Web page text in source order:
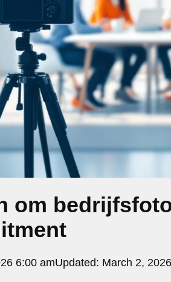
om
6:00 amUpdated: March 2,